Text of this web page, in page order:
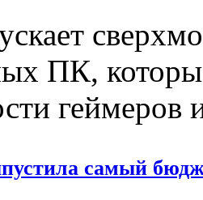
ПК,
самый